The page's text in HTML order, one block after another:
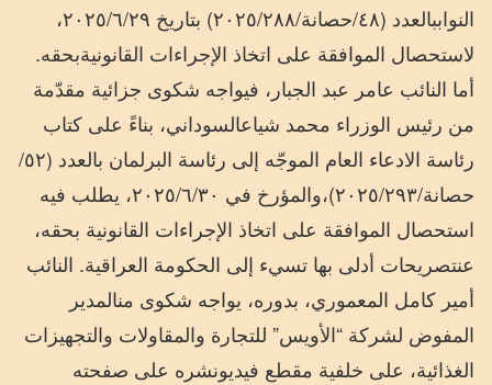
النواببالعدد (٤٨/حصانة/ ٢٠٢٥/٢٨٨ ) بتاريخ ٢٠٢٥/٦/٢٩،
لاستحصال الموافقة على اتخاذ الإجراءات القانونيةبحقه.
أما النائب عامر عبد الجبار، فيواجه شكوى جزائية مقدّمة
من رئيس الوزراء محمد شياعالسوداني، بناءً على كتاب
رئاسة الادعاء العام الموجّه إلى رئاسة البرلمان بالعدد (٥٢/
حصانة/ ٢٠٢٥/٢٩٣ )،والمؤرخ في ٢٠٢٥/٦/٣٠، يطلب فيه
استحصال الموافقة على اتخاذ الإجراءات القانونية بحقه،
عنتصريحات أدلى بها تسيء إلى الحكومة العراقية. النائب
أمير كامل المعموري، بدوره، يواجه شكوى منالمدير
المفوض لشركة “الأويس” للتجارة والمقاولات والتجهيزات
الغذائية، على خلفية مقطع فيديونشره على صفحته